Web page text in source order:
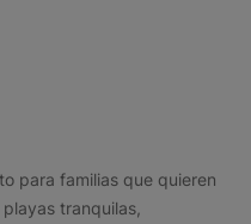
para familias que quieren
tranquilas,